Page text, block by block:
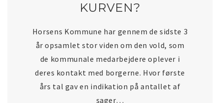
KURVEN?
Horsens Kommune har gennem de sidste 3
år opsamlet stor viden om den vold, som
de kommunale medarbejdere oplever i
deres kontakt med borgerne. Hvor første
års tal gav en indikation på antallet af
sager…